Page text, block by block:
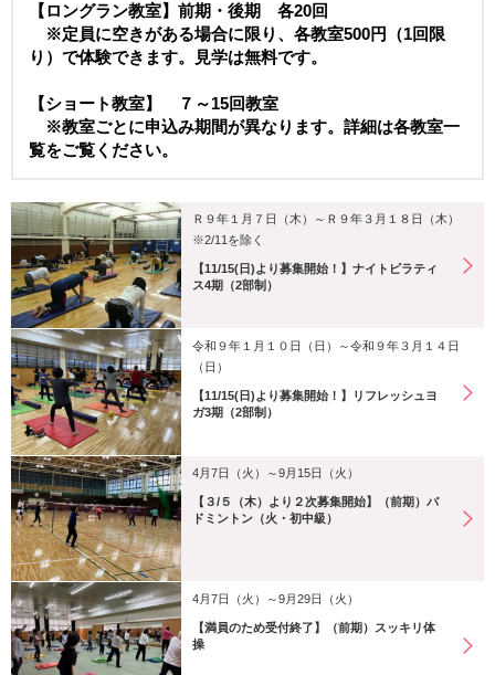
【ロングラン教室】前期・後期 各20回
※定員に空きがある場合に限り、各教室500円（1回限
り）で体験できます。見学は無料です。
【ショート教室】 ７～15回教室
※教室ごとに申込み期間が異なります。詳細は各教室一
覧をご覧ください。
Ｒ９年１月７日（木）～Ｒ９年３月１８日（木）
※2/11を除く
【11/15(日)より募集開始！】ナイトピラティ
ス4期（2部制）
令和９年１月１０日（日）～令和９年３月１４日
（日）
【11/15(日)より募集開始！】リフレッシュヨ
ガ3期（2部制）
4月7日（火）～9月15日（火）
【３/５（木）より２次募集開始】（前期）バ
ドミントン（火・初中級）
4月7日（火）～9月29日（火）
【満員のため受付終了】（前期）スッキリ体
操